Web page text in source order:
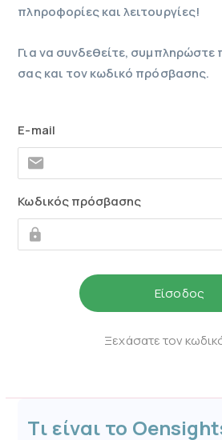
πληροφορίες και λειτουργίες!
Για να συνδεθείτε,
σας και τον κωδικό πρόσβασης.
E-mail
Κωδικός πρόσβασης
Ξεχάσατε τον
Τι είναι το